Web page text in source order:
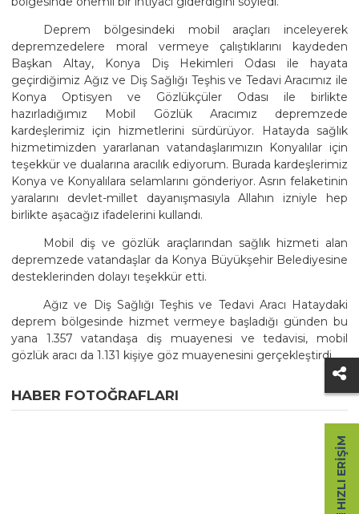
Deprem bölgesindeki mobil araçları inceleyerek
depremzedelere moral vermeye çalıştıklarını kaydeden
Başkan Altay, Konya Diş Hekimleri Odası ile hayata
geçirdiğimiz Ağız ve Diş Sağlığı Teşhis ve Tedavi Aracımız ile
Konya Optisyen ve Gözlükçüler Odası ile birlikte
hazırladığımız Mobil Gözlük Aracımız depremzede
kardeşlerimiz için hizmetlerini sürdürüyor. Hatayda sağlık
hizmetimizden yararlanan vatandaşlarımızın Konyalılar için
teşekkür ve dualarına aracılık ediyorum. Burada kardeşlerimiz
Konya ve Konyalılara selamlarını gönderiyor. Asrın felaketinin
yaralarını devlet-millet dayanışmasıyla Allahın izniyle hep
birlikte aşacağız ifadelerini kullandı.
Mobil diş ve gözlük araçlarından sağlık hizmeti alan
depremzede vatandaşlar da Konya Büyükşehir Belediyesine
desteklerinden dolayı teşekkür etti.
Ağız ve Diş Sağlığı Teşhis ve Tedavi Aracı Hataydaki
deprem bölgesinde hizmet vermeye başladığı günden bu
yana 1.357 vatandaşa diş muayenesi ve tedavisi, mobil
gözlük aracı da 1.131 kişiye göz muayenesini gerçekleştirdi.
HABER FOTOĞRAFLARI
HIZLI ERIŞIM